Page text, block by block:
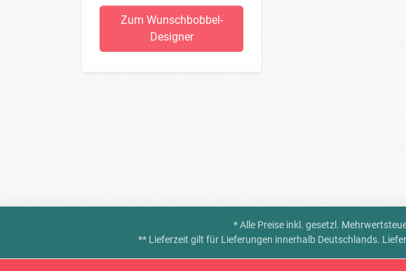
Zum Wunschbobbel-
Designer
* Alle Preise inkl. gesetzl.
** Lieferzeit gilt für Lieferungen innerhalb Deutschlands.